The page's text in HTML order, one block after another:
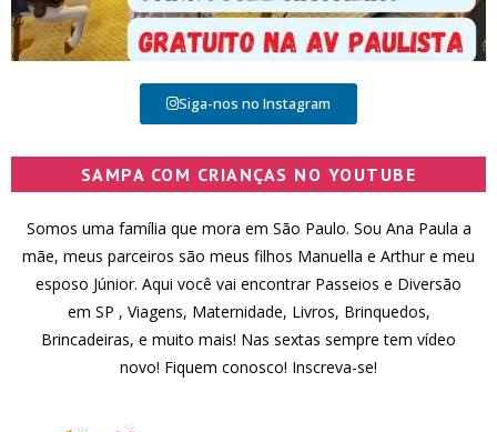
Siga-nos no Instagram
SAMPA COM CRIANÇAS NO YOUTUBE
Somos uma família que mora em São Paulo. Sou Ana Paula a
mãe, meus parceiros são meus filhos Manuella e Arthur e meu
esposo Júnior. Aqui você vai encontrar Passeios e Diversão
em SP , Viagens, Maternidade, Livros, Brinquedos,
Brincadeiras, e muito mais! Nas sextas sempre tem vídeo
novo! Fiquem conosco! Inscreva-se!